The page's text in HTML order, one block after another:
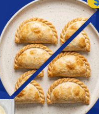
EN OFERTA
17 artículos